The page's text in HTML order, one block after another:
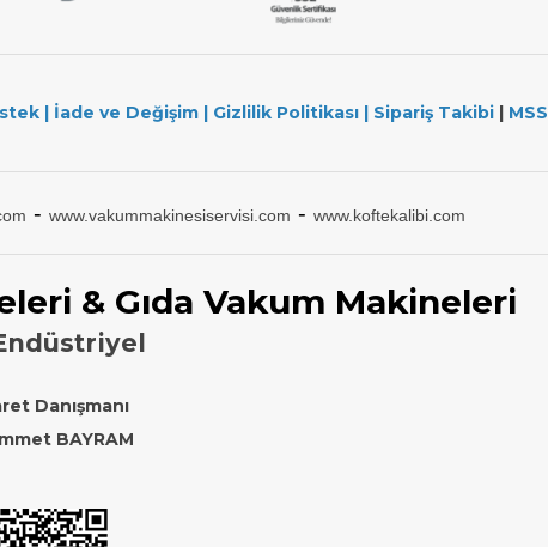
| İade ve Değişim | Gizlilik Politikası | Sipariş Takibi | MSS
- www.vakummakinesiservisi.com - www.koftekalibi.com
& Gıda Vakum Makineleri
Danışmanı